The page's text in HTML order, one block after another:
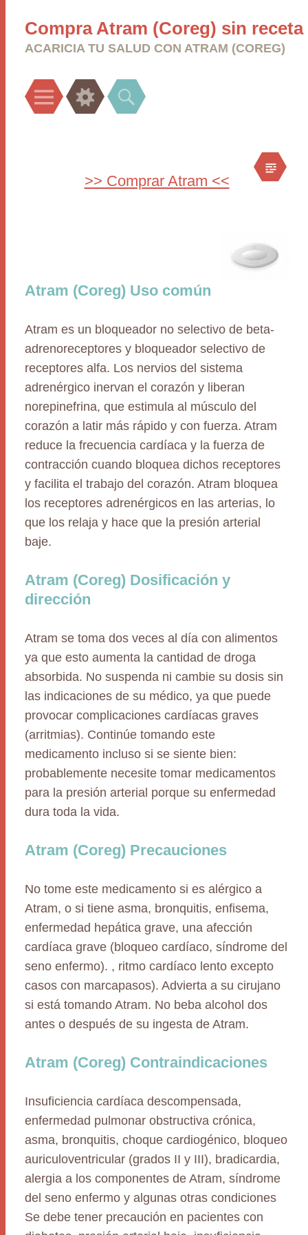
Compra Atram (Coreg) sin receta
ACARICIA TU SALUD CON ATRAM (COREG)
Menu Widgets Search
>> Comprar Atram <<
Atram (Coreg) Uso común
Atram es un bloqueador no selectivo de beta-
adrenoreceptores y bloqueador selectivo de
receptores alfa. Los nervios del sistema
adrenérgico inervan el corazón y liberan
norepinefrina, que estimula al músculo del
corazón a latir más rápido y con fuerza. Atram
reduce la frecuencia cardíaca y la fuerza de
contracción cuando bloquea dichos receptores
y facilita el trabajo del corazón. Atram bloquea
los receptores adrenérgicos en las arterias, lo
que los relaja y hace que la presión arterial
baje.
Atram (Coreg) Dosificación y
dirección
Atram se toma dos veces al día con alimentos
ya que esto aumenta la cantidad de droga
absorbida. No suspenda ni cambie su dosis sin
las indicaciones de su médico, ya que puede
provocar complicaciones cardíacas graves
(arritmias). Continúe tomando este
medicamento incluso si se siente bien:
probablemente necesite tomar medicamentos
para la presión arterial porque su enfermedad
dura toda la vida.
Atram (Coreg) Precauciones
No tome este medicamento si es alérgico a
Atram, o si tiene asma, bronquitis, enfisema,
enfermedad hepática grave, una afección
cardíaca grave (bloqueo cardíaco, síndrome del
seno enfermo). , ritmo cardíaco lento excepto
casos con marcapasos). Advierta a su cirujano
si está tomando Atram. No beba alcohol dos
antes o después de su ingesta de Atram.
Atram (Coreg) Contraindicaciones
Insuficiencia cardíaca descompensada,
enfermedad pulmonar obstructiva crónica,
asma, bronquitis, choque cardiogénico, bloqueo
auriculoventricular (grados II y III), bradicardia,
alergia a los componentes de Atram, síndrome
del seno enfermo y algunas otras condiciones
Se debe tener precaución en pacientes con